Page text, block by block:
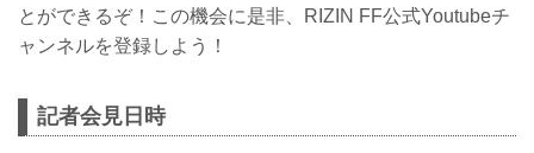
とができるぞ！この機会に是非、RIZIN FF公式Youtubeチ
ャンネルを登録しよう！
記者会見日時